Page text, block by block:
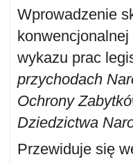
Wprowadzenie
wykazu prac
przychodach
Ochrony
Dziedzictwa
Przewiduje się